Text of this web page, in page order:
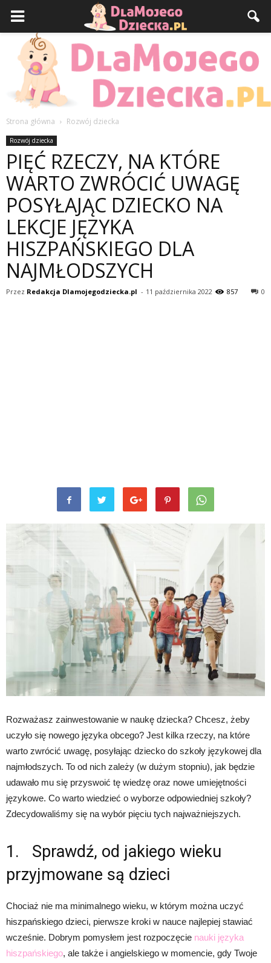
Strona główna Rozwój dziecka
Rozwój dziecka
PIĘĆ RZECZY, NA KTÓRE
WARTO ZWRÓCIĆ UWAGĘ
POSYŁAJĄC DZIECKO NA
LEKCJE JĘZYKA
HISZPAŃSKIEGO DLA
NAJMŁODSZYCH
Przez Redakcja Dlamojegodziecka.pl - 11 października 2022 0
857
Rozważasz zainwestowanie w naukę dziecka? Chcesz, żeby
uczyło się nowego języka obcego? Jest kilka rzeczy, na które
warto zwrócić uwagę, posyłając dziecko do szkoły językowej dla
najmłodszych. To od nich zależy (w dużym stopniu), jak będzie
udawało mu się przyswoić tę wiedzę oraz nowe umiejętności
językowe. Co warto wiedzieć o wyborze odpowiedniej szkoły?
Zdecydowaliśmy się na wybór pięciu tych najważniejszych.
1. Sprawdź, od jakiego wieku
przyjmowane są dzieci
Chociaż nie ma minimalnego wieku, w którym można uczyć
hiszpańskiego dzieci, pierwsze kroki w nauce najlepiej stawiać
wcześnie. Dobrym pomysłem jest rozpoczęcie nauki języka
hiszpańskiego, ale także i angielskiego w momencie, gdy Twoje